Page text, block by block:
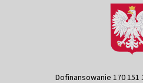
Dofinansowanie 170 151